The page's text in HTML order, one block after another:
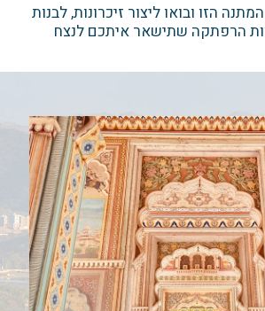
הזו ובואו ליצור זיכרונות, לבנות
הרפתקה שתישאר איתכם לנצח